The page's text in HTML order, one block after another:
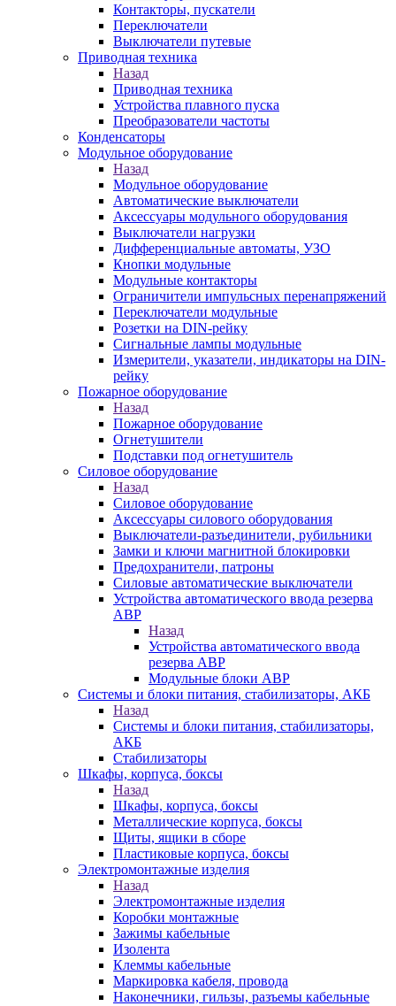
Контакторы, пускатели
Переключатели
Выключатели путевые
Приводная техника
Назад
Приводная техника
Устройства плавного пуска
Преобразователи частоты
Конденсаторы
Модульное оборудование
Назад
Модульное оборудование
Автоматические выключатели
Аксессуары модульного оборудования
Выключатели нагрузки
Дифференциальные автоматы, УЗО
Кнопки модульные
Модульные контакторы
Ограничители импульсных перенапряжений
Переключатели модульные
Розетки на DIN-рейку
Сигнальные лампы модульные
Измерители, указатели, индикаторы на DIN-
рейку
Пожарное оборудование
Назад
Пожарное оборудование
Огнетушители
Подставки под огнетушитель
Силовое оборудование
Назад
Силовое оборудование
Аксессуары силового оборудования
Выключатели-разъединители, рубильники
Замки и ключи магнитной блокировки
Предохранители, патроны
Силовые автоматические выключатели
Устройства автоматического ввода резерва
АВР
Назад
Устройства автоматического ввода
резерва АВР
Модульные блоки АВР
Системы и блоки питания, стабилизаторы, АКБ
Назад
Системы и блоки питания, стабилизаторы,
АКБ
Стабилизаторы
Шкафы, корпуса, боксы
Назад
Шкафы, корпуса, боксы
Металлические корпуса, боксы
Щиты, ящики в сборе
Пластиковые корпуса, боксы
Электромонтажные изделия
Назад
Электромонтажные изделия
Коробки монтажные
Зажимы кабельные
Изолента
Клеммы кабельные
Маркировка кабеля, провода
Наконечники, гильзы, разъемы кабельные